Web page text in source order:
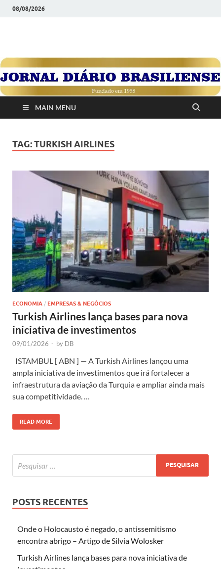
08/08/2026
JORNAL DIÁRIO
BRASILIENSE
1958
MAIN MENU
TAG:TURKISH AIRLINES
ECONOMIA / EMPRESAS & NEGÓCIOS
Turkish Airlines lança bases para nova
iniciativa de investimentos
09/01/2026 - by DB
ISTAMBUL [ ABN ] — A Turkish Airlines lançou uma
ampla iniciativa de investimentos que irá fortalecer a
infraestrutura da aviação da Turquia e ampliar ainda mais
sua competitividade. …
READ MORE
POSTS RECENTES
Onde o Holocausto é negado, o antissemitismo
encontra abrigo – Artigo de Silvia Wolosker
Turkish Airlines lança bases para nova iniciativa de